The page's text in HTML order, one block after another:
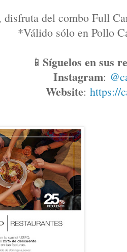
disfruta del combo Full
*Válido sólo en Pollo
📱 Síguelos en sus
Instagram:
Website: https://